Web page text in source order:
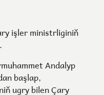
işler ministrliginiň
Andalyp
başlap,
ugry bilen Çary